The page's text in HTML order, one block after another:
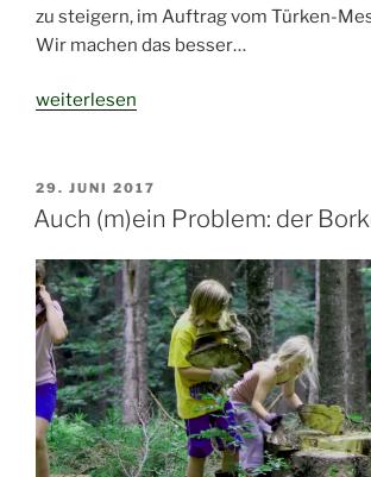
zu steigern, im Auftrag vom Türken-
Wir machen das besser…
„Wir
Özdemir
verhaften!“
weiterlesen
VERÖFFENTLICHT
AM
29. JUNI 2017
Auch (m)ein Problem: der